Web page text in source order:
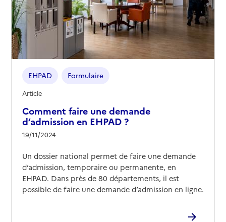
Comment faire une demande
d’admission en EHPAD ?
19/11/2024
EHPAD Formulaire
Article
Un dossier national permet de faire une demande
d’admission, temporaire ou permanente, en
EHPAD. Dans près de 80 départements, il est
possible de faire une demande d’admission en ligne.